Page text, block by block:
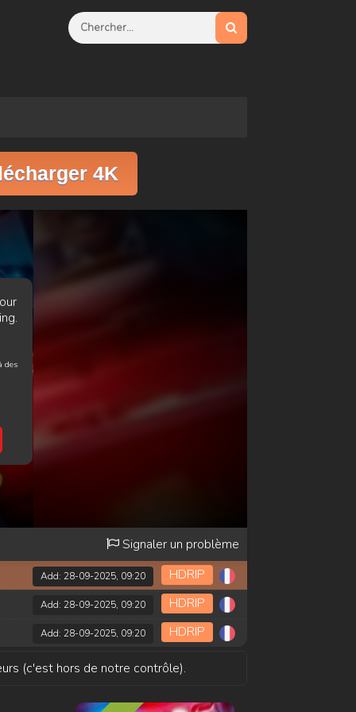
4K
des
Signaler un problème
Add: 28-09-2025, 09:20
HDRIP
Add: 28-09-2025, 09:20
HDRIP
Add: 28-09-2025, 09:20 HDRIP
(c'est hors de notre contrôle).